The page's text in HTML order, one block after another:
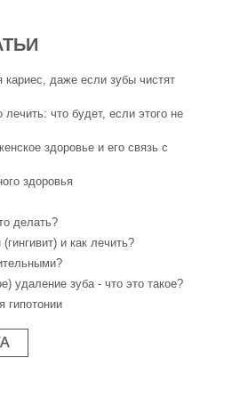
кариес, даже если зубы чистят
что будет, если этого не
здоровье и его связь с
здоровья
делать?
и как лечить?
удаление зуба - что это такое?
гипотонии